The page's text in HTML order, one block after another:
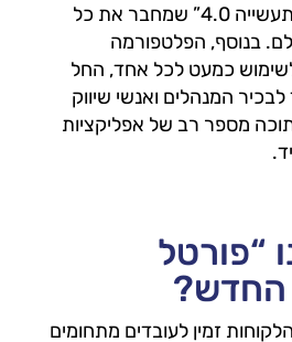
התומכת גם בעידן “תעשייה 4.0” שמחבר את כל
בנוסף, הפלטפורמה
כמעט לכל אחד, החל
המנהלים ואנשי שיווק
מספר רב של אפליקציות
“פורטל
החדש?
זמין לעובדים מתחומים